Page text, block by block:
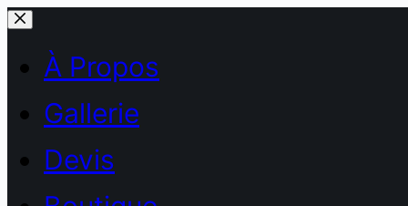
Passer
contenuÀ Propos
Gallerie
Devis